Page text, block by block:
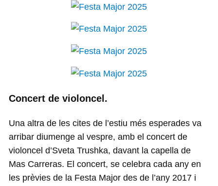
Concert de violoncel.
Una altra de les cites de l’estiu més esperades va
arribar diumenge al vespre, amb el concert de
violoncel d’Sveta Trushka, davant la capella de
Mas Carreras. El concert, se celebra cada any en
les prèvies de la Festa Major des de l’any 2017 i